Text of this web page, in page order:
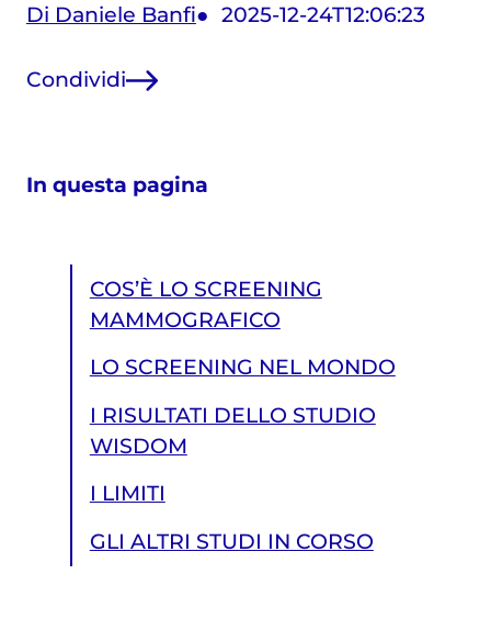
Di Daniele Banfi 2025-12-24T12:06:23
Condividi
In questa pagina
COS’È LO SCREENING
MAMMOGRAFICO
LO SCREENING NEL MONDO
I RISULTATI DELLO STUDIO
WISDOM
I LIMITI
GLI ALTRI STUDI IN CORSO